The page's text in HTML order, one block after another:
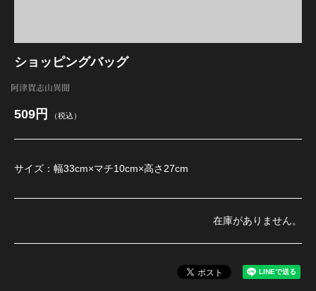
ショッピングバッグ
阿津賀志山異聞
509円 （税込）
サイズ：幅33cm×マチ10cm×高さ27cm
在庫がありません。